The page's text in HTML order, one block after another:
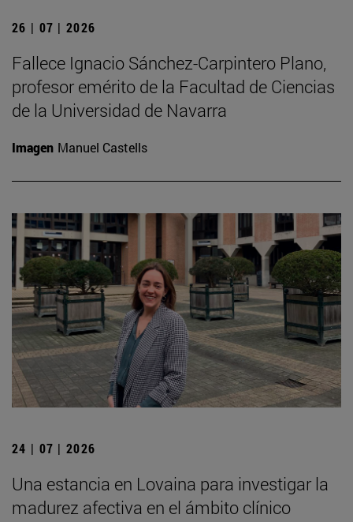
26 | 07 | 2026
Fallece Ignacio Sánchez-Carpintero Plano,
profesor emérito de la Facultad de Ciencias
de la Universidad de Navarra
Imagen Manuel Castells
24 | 07 | 2026
Una estancia en Lovaina para investigar la
madurez afectiva en el ámbito clínico